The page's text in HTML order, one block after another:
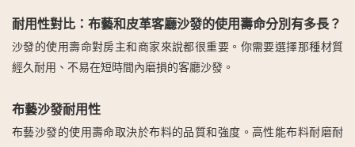
耐用性對比：布藝和皮革客廳沙發的使用壽命分別有多長？
沙發的使用壽命對房主和商家來說都很重要。你需要選擇那種材質
經久耐用、不易在短時間內磨損的客廳沙發。
布藝沙發耐用性
布藝沙發的使用壽命取決於布料的品質和強度。高性能布料耐磨耐